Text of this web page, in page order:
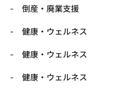
倒産・廃業支援
健康・ウェルネス
健康・ウェルネス
健康・ウェルネス